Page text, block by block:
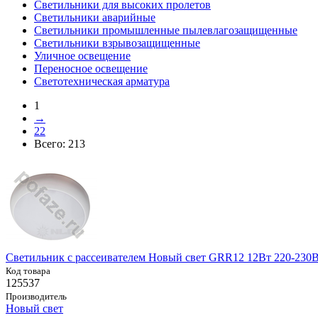
Светильники для высоких пролетов
Светильники аварийные
Светильники промышленные пылевлагозащищенные
Светильники взрывозащищенные
Уличное освещение
Переносное освещение
Светотехническая арматура
1
→
22
Всего: 213
Светильник с рассеивателем Новый свет GRR12 12Вт 220-
Код товара
125537
Производитель
Новый свет